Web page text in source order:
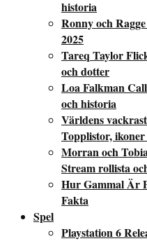
historia
Ronny och
2025
Tareq Taylor
och dotter
Loa Falkman
och historia
Världens
Topplistor,
Morran och
Stream rollista
Hur Gammal Är
Fakta
Spel
Playstation 6